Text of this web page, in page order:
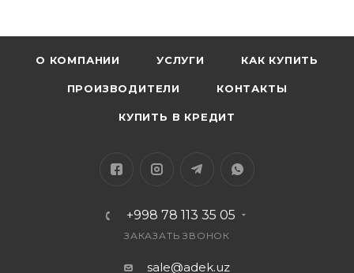
О КОМПАНИИ УСЛУГИ КАК КУПИТЬ
ПРОИЗВОДИТЕЛИ КОНТАКТЫ
КУПИТЬ В КРЕДИТ
+998 78 113 35 05
ЗАКАЗАТЬ ЗВОНОК
sale@adek.uz